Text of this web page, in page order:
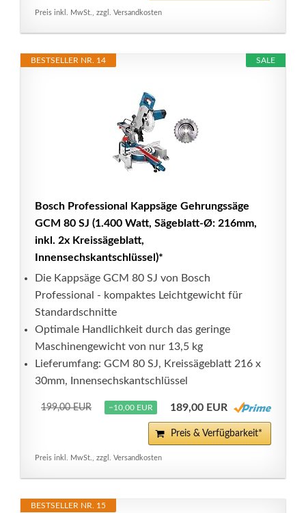
Preis inkl. MwSt., zzgl. Versandkosten
SALE
BESTSELLER NR. 14
Bosch Professional Kappsäge Gehrungssäge
GCM 80 SJ (1.400 Watt, Sägeblatt-Ø: 216mm,
inkl. 2x Kreissägeblatt,
Innensechskantschlüssel)*
Die Kappsäge GCM 80 SJ von Bosch
Professional - kompaktes Leichtgewicht für
Standardschnitte
Optimale Handlichkeit durch das geringe
Maschinengewicht von nur 13,5 kg
Lieferumfang: GCM 80 SJ, Kreissägeblatt 216 x
30mm, Innensechskantschlüssel
199,00 EUR −10,00 EUR 189,00 EUR
Preis & Verfügbarkeit*
Preis inkl. MwSt., zzgl. Versandkosten
BESTSELLER NR. 15